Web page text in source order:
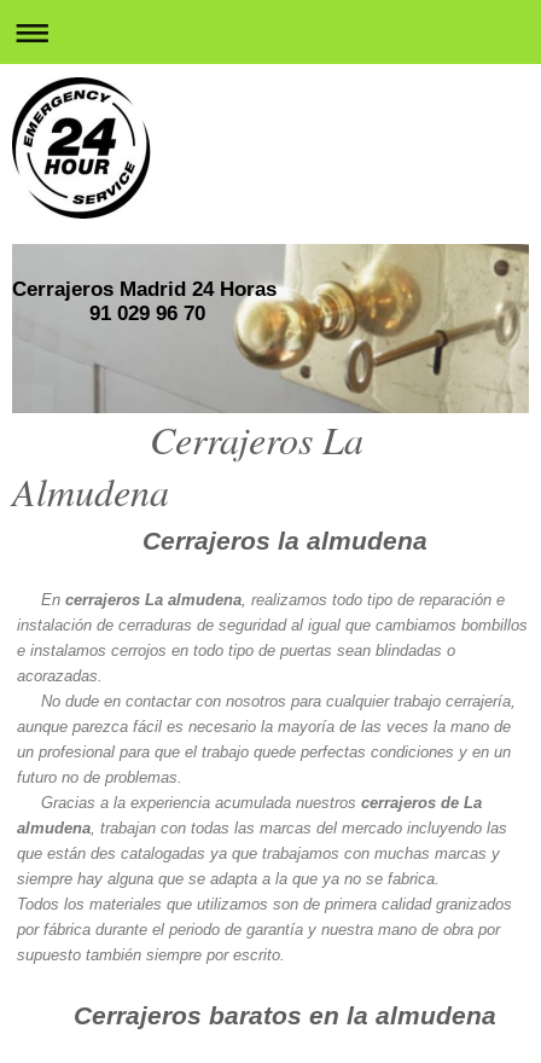
Cerrajeros Madrid 24 Horas
91 029 96 70
Cerrajeros La
Almudena
Cerrajeros la almudena
En cerrajeros La almudena , realizamos todo tipo de reparación e
instalación de cerraduras de seguridad al igual que cambiamos bombillos
e instalamos cerrojos en todo tipo de puertas sean blindadas o
acorazadas.
No dude en contactar con nosotros para cualquier trabajo cerrajería,
aunque parezca fácil es necesario la mayoría de las veces la mano de
un profesional para que el trabajo quede perfectas condiciones y en un
futuro no de problemas.
Gracias a la experiencia acumulada nuestros cerrajeros de La
almudena , trabajan con todas las marcas del mercado incluyendo las
que están des catalogadas ya que trabajamos con muchas marcas y
siempre hay alguna que se adapta a la que ya no se fabrica.
Todos los materiales que utilizamos son de primera calidad granizados
por fábrica durante el periodo de garantía y nuestra mano de obra por
supuesto también siempre por escrito.
Cerrajeros baratos en la almudena